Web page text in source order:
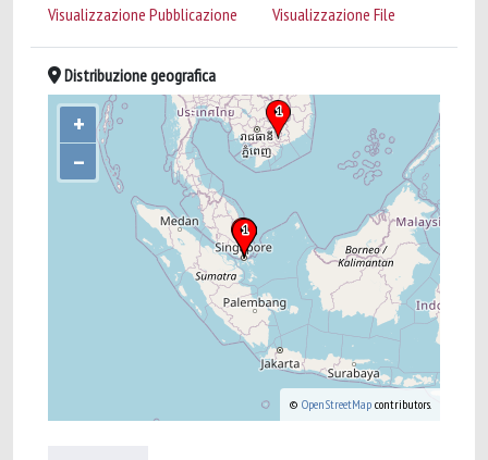
Visualizzazione Pubblicazione Visualizzazione File
Distribuzione geografica
+
–
© OpenStreetMap contributors.